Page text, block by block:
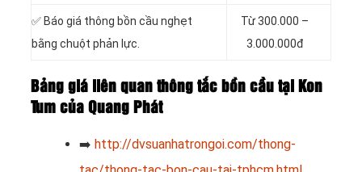
✅ Báo giá thông bồn cầu nghẹt
bằng chuột phản lực.
Từ 300.000 –
3.000.000đ
Bảng giá liên quan thông tắc bồn cầu tại Kon
Tum của Quang Phát
➡️ http://dvsuanhatrongoi.com/thong-